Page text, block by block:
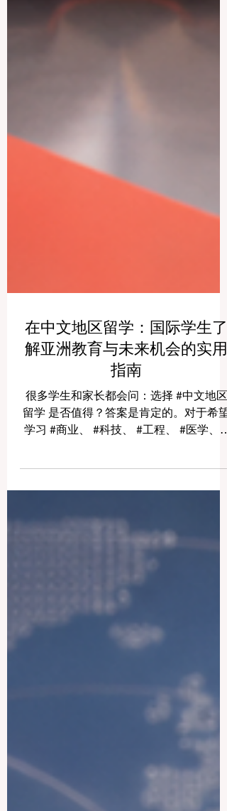
在中文地区留学：国际学生了
解亚洲教育与未来机会的实用
指南
很多学生和家长都会问：选择 #中文地区
场 的学生来说，中文地区可以提供非常有
学校园，也有深厚的文化传统、快速发展
的城市环境，以及与全球贸易和亚洲经济
紧密相关的机会。 通常我们所说的 #中文
地区，主要包括中国大陆、台湾、香港、
言和中华文化有密切联系，但它们的教育
制度、社会环境、城市节奏和学习体验并
不完全相同。有些大学以中文授课为主，
不仅适合希望提高中文能力的学生，也适
合想在亚洲接受国际化教育的学生。 在 #
中国大陆，学生可以接触到世界上规模很
大的高等教育体系。北京、上海、广州、
深圳、南京、杭州等城市，都是教育、创
新、商业和科技发展的重要中心。 #北京
大学 是中国非常著名的综合性大学之一，